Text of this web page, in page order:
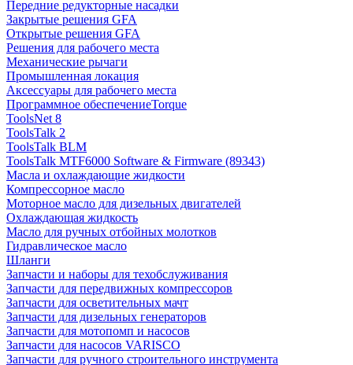
Передние редукторные насадки
Закрытые решения GFA
Открытые решения GFA
Решения для рабочего места
Механические рычаги
Промышленная локация
Аксессуары для рабочего места
Программное обеспечениеTorque
ToolsNet 8
ToolsTalk 2
ToolsTalk BLM
ToolsTalk MTF6000 Software & Firmware (89343)
Масла и охлаждающие жидкости
Компрессорное масло
Моторное масло для дизельных двигателей
Охлаждающая жидкость
Масло для ручных отбойных молотков
Гидравлическое масло
Шланги
Запчасти и наборы для техобслуживания
Запчасти для передвижных компрессоров
Запчасти для осветительных мачт
Запчасти для дизельных генераторов
Запчасти для мотопомп и насосов
Запчасти для насосов VARISCO
Запчасти для ручного строительного инструмента